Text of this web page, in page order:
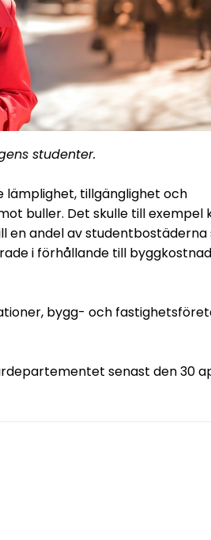
studenter.
lämplighet, tillgänglighet och
buller. Det skulle till exempel
en andel av studentbostäderna
i förhållande till
bygg- och
senast den 30